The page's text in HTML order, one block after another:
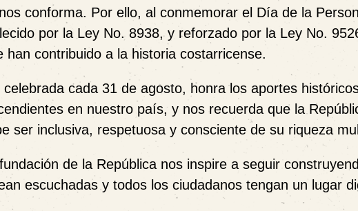
conforma. Por ello, al conmemorar el Día de la
por la Ley No. 8938, y reforzado por la Ley No.
han contribuido a la historia costarricense.
cada 31 de agosto, honra los aportes
en nuestro país, y nos recuerda que la
ser inclusiva, respetuosa y consciente de su riqueza
de la República nos inspire a seguir
escuchadas y todos los ciudadanos tengan un lugar